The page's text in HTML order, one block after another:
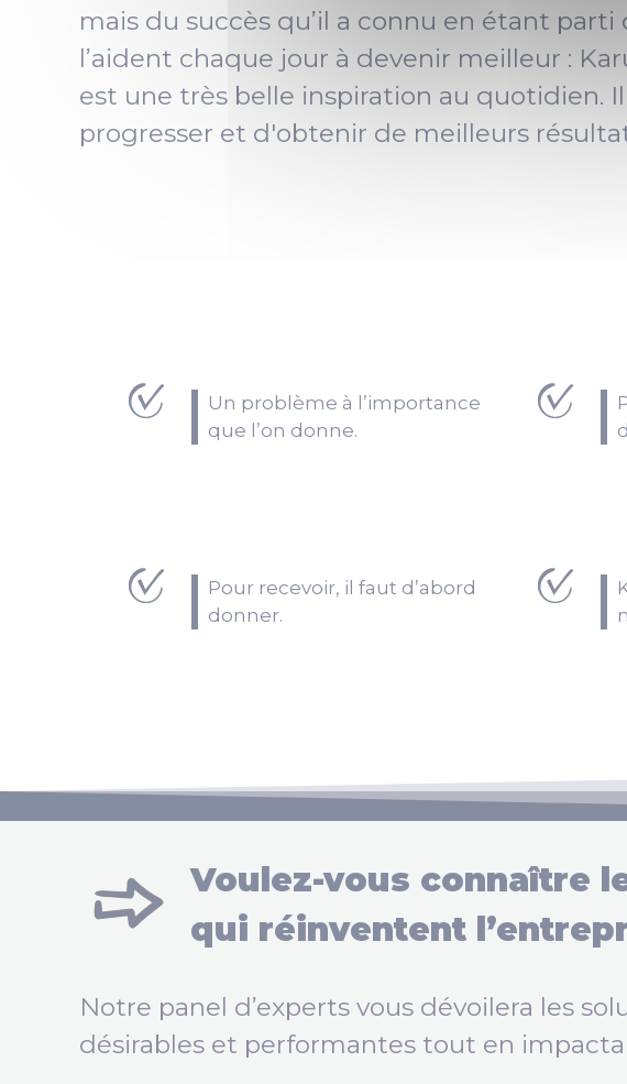
mais du succès qu’il a connu en étant
l’aident chaque jour à devenir meilleur :
est une très belle inspiration au quotidien.
progresser et d'obtenir de meilleurs
Un problème à l’importance
que l’on donne.
Pour recevoir, il faut d’abord
donner.
Voulez-vous connaître
qui réinventent
Notre panel d’experts vous dévoilera les
désirables et performantes tout en